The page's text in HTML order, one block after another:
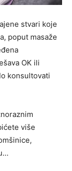
stvari koje
poput masaže
OK ili
konsultovati
više